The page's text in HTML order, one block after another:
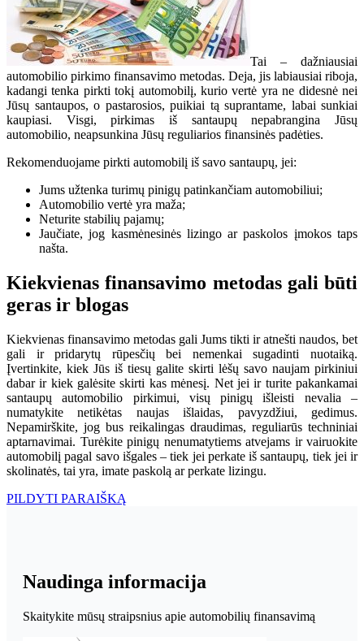
Tai – dažniausiai
automobilio pirkimo finansavimo metodas. Deja, jis labiausiai riboja,
kadangi tenka pirkti tokį automobilį, kurio vertė yra ne didesnė nei
Jūsų santaupos, o pastarosios, puikiai tą suprantame, labai sunkiai
kaupiasi. Visgi, pirkimas iš santaupų nepabrangina Jūsų
automobilio, neapsunkina Jūsų reguliarios finansinės padėties.
Rekomenduojame pirkti automobilį iš savo santaupų, jei:
Jums užtenka turimų pinigų patinkančiam automobiliui;
Automobilio vertė yra maža;
Neturite stabilių pajamų;
Jaučiate, jog kasmėnesinės lizingo ar paskolos įmokos taps
našta.
Kiekvienas finansavimo metodas gali būti
geras ir blogas
Kiekvienas finansavimo metodas gali Jums tikti ir atnešti naudos, bet
gali ir pridarytų rūpesčių bei nemenkai sugadinti nuotaiką.
Įvertinkite, kiek Jūs iš tiesų galite skirti lėšų savo naujam pirkiniui
dabar ir kiek galėsite skirti kas mėnesį. Net jei ir turite pakankamai
santaupų automobilio pirkimui, visų pinigų išleisti nevalia –
numatykite netikėtas naujas išlaidas, pavyzdžiui, gedimus.
Nepamirškite, jog bus reikalingas draudimas, reguliarūs techniniai
aptarnavimai. Turėkite pinigų nenumatytiems atvejams ir vairuokite
automobilį pagal savo išgales – tiek jei perkate iš santaupų, tiek jei ir
skolinatės, tai yra, imate paskolą ar perkate lizingu.
PILDYTI PARAIŠKĄ
Naudinga informacija
Skaitykite mūsų straipsnius apie automobilių finansavimą